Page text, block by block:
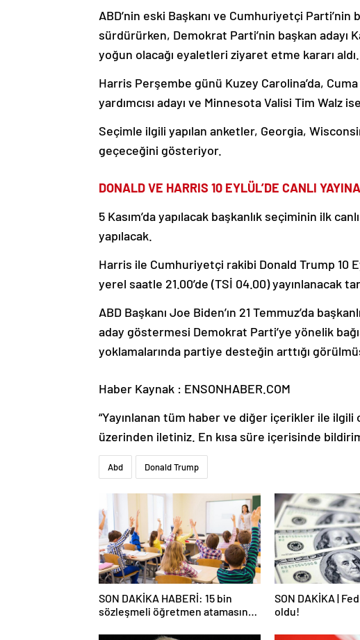
ABD’nin eski Başkanı ve Cumhuriyetçi Parti’nin
sürdürürken, Demokrat Parti’nin başkan adayı
yoğun olacağı eyaletleri ziyaret etme kararı
Harris Perşembe günü Kuzey Carolina’da,
yardımcısı adayı ve Minnesota Valisi Tim Walz
Seçimle ilgili yapılan anketler, Georgia,
geçeceğini gösteriyor.
DONALD VE HARRIS 10 EYLÜL’DE CANLI
5 Kasım’da yapılacak başkanlık seçiminin ilk
yapılacak.
Harris ile Cumhuriyetçi rakibi Donald Trump 10
yerel saatle 21.00’de (TSİ 04.00) yayınlanacak
ABD Başkanı Joe Biden’ın 21 Temmuz’da
aday göstermesi Demokrat Parti’ye yönelik
yoklamalarında partiye desteğin arttığı
Haber Kaynak : ENSONHABER.COM
“Yayınlanan tüm haber ve diğer içerikler ile
üzerinden iletiniz. En kısa süre içerisinde
Abd Donald Trump
SON DAKİKA HABERİ: 15 bin
sözleşmeli öğretmen atamasında
açıklandı
SON DAKİKA |
oldu!